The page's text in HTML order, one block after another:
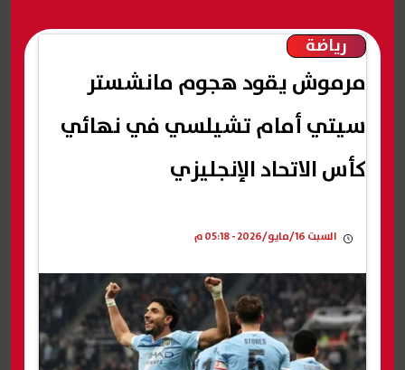
رياضة
مرموش يقود هجوم مانشستر
سيتي أمام تشيلسي في نهائي
كأس الاتحاد الإنجليزي
السبت 16/مايو/2026 - 05:18 م